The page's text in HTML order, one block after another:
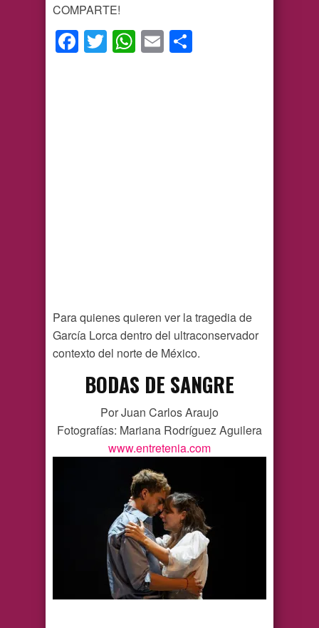
COMPARTE!
Facebook
TwitterWhatsApp
Email
Para quienes quieren ver la tragedia de
García Lorca dentro del ultraconservador
contexto del norte de México.
BODAS DE SANGRE
Por Juan Carlos Araujo
Fotografías: Mariana Rodríguez Aguilera
www.entretenia.com